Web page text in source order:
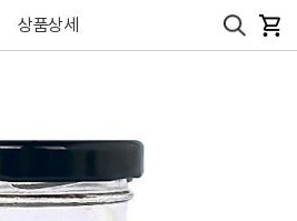
상품상세